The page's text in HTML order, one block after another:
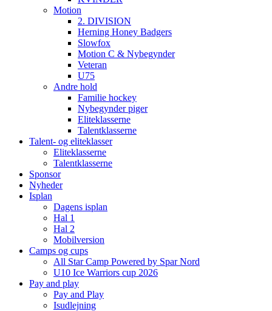
Motion
2. DIVISION
Herning Honey Badgers
Slowfox
Motion C & Nybegynder
Veteran
U75
Andre hold
Familie hockey
Nybegynder piger
Eliteklasserne
Talentklasserne
Talent- og eliteklasser
Eliteklasserne
Talentklasserne
Sponsor
Nyheder
Isplan
Dagens isplan
Hal 1
Hal 2
Mobilversion
Camps og cups
All Star Camp Powered by Spar Nord
U10 Ice Warriors cup 2026
Pay and play
Pay and Play
Isudlejning